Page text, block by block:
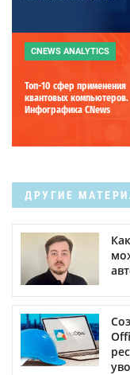
CNEWS ANALYTICS
Топ-10 сфер применения
квантовых компьютеров.
Инфографика CNews
ДРУГИЕ